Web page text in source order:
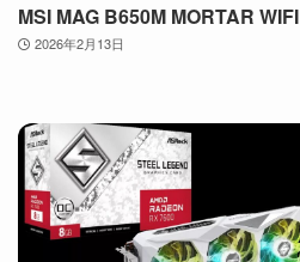
MSI MAG B650M MORTAR WIFI
2026年2月13日